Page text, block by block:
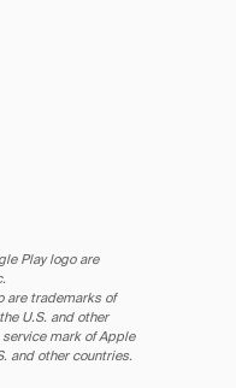
Play logo are
are trademarks of
U.S. and other
mark of Apple
and other countries.